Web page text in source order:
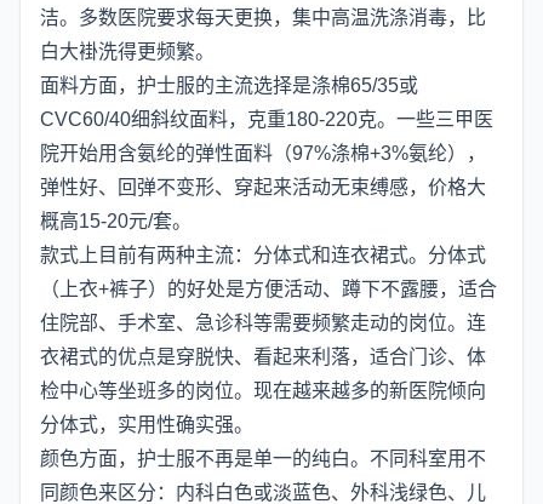
洁。多数医院要求每天更换，集中高温洗涤消毒，比
白大褂洗得更频繁。
面料方面，护士服的主流选择是涤棉65/35或
CVC60/40细斜纹面料，克重180-220克。一些三甲医
院开始用含氨纶的弹性面料（97%涤棉+3%氨纶），
弹性好、回弹不变形、穿起来活动无束缚感，价格大
概高15-20元/套。
款式上目前有两种主流：分体式和连衣裙式。分体式
（上衣+裤子）的好处是方便活动、蹲下不露腰，适合
住院部、手术室、急诊科等需要频繁走动的岗位。连
衣裙式的优点是穿脱快、看起来利落，适合门诊、体
检中心等坐班多的岗位。现在越来越多的新医院倾向
分体式，实用性确实强。
颜色方面，护士服不再是单一的纯白。不同科室用不
同颜色来区分：内科白色或淡蓝色、外科浅绿色、儿